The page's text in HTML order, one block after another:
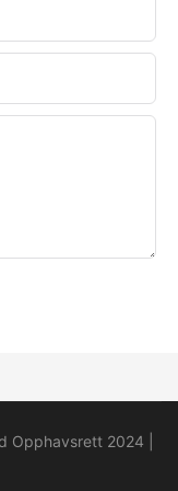
Opphavsrett 2024 |